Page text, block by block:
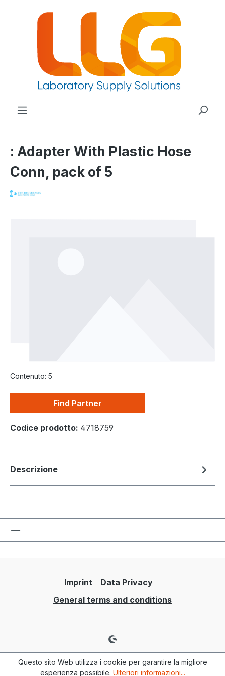
principale
: Adapter With Plastic Hose
Conn, pack of 5
Contenuto: 5
Find Partner
Codice prodotto: 4718759
Descrizione
Imprint
Data Privacy
General terms and conditions
Questo sito Web utilizza i cookie per garantire la migliore
esperienza possibile. Ulteriori informazioni...